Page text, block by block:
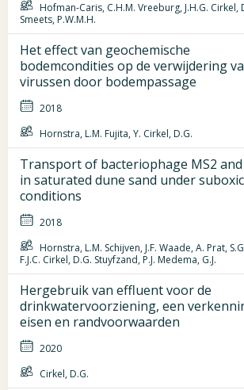
Hofman-Caris, C.H.M. Vreeburg, J.H.G. Cirkel,
Smeets, P.W.M.H.
Het effect van geochemische
bodemcondities op de verwijdering
virussen door bodempassage
2018
Hornstra, L.M. Fujita, Y. Cirkel, D.G.
Transport of bacteriophage MS2 and
in saturated dune sand under suboxic
conditions
2018
Hornstra, L.M. Schijven, J.F. Waade, A. Prat,
F.J.C. Cirkel, D.G. Stuyfzand, P.J. Medema, G.J.
Hergebruik van effluent voor de
drinkwatervoorziening, een
eisen en randvoorwaarden
2020
Cirkel, D.G.